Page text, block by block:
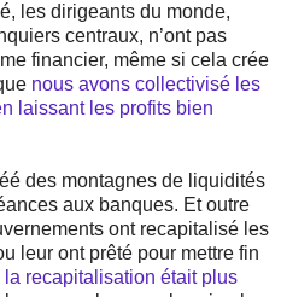
les dirigeants du monde,
centraux, n’ont pas
financier, même si cela crée
nous avons collectivisé les
laissant les profits bien
des montagnes de liquidités
aux banques. Et outre
ont recapitalisé les
leur ont prêté pour mettre fin
la recapitalisation était plus